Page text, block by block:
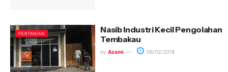
PERTANIAN
Nasib Industri Kecil Pengolahan
Tembakau
by Azami 06/02/2018